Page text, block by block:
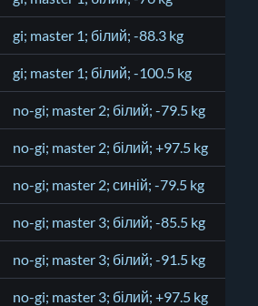
gi; master 1; білий; -88.3 kg
gi; master 1; білий; -100.5 kg
no-gi; master 2; білий; -79.5 kg
no-gi; master 2; білий; +97.5 kg
no-gi; master 2; синій; -79.5 kg
no-gi; master 3; білий; -85.5 kg
no-gi; master 3; білий; -91.5 kg
no-gi; master 3; білий; +97.5 kg